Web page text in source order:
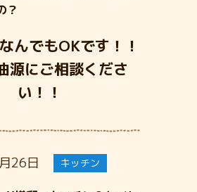
？
んでもOKです！！
源にご相談くださ
い！！
26日 キッチン